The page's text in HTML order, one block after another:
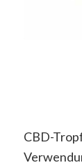
CBD-